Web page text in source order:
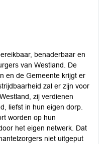
benaderbaar en
van Westland. De
en de Gemeente krijgt er
zal er zijn voor
zij verdienen
liefst in hun eigen dorp.
worden op hun
het eigen netwerk. Dat
niet uitgeput